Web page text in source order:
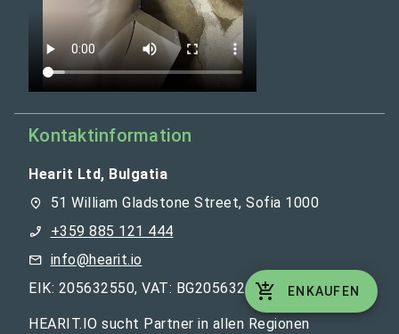
Kontaktinformation
Hearit Ltd, Bulgatia
51 William Gladstone Street, Sofia 1000
+359 885 121 444
info@hearit.io
EIK: 205632550, VAT: BG205632550
HEARIT.IO sucht Partner in allen Regionen
ENKAUFEN